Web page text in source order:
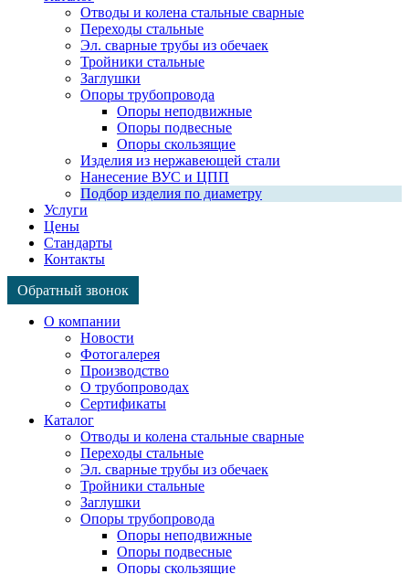
Отводы и колена стальные сварные
Переходы стальные
Эл. сварные трубы из обечаек
Тройники стальные
Заглушки
Опоры трубопровода
Опоры неподвижные
Опоры подвесные
Опоры скользящие
Изделия из нержавеющей стали
Нанесение ВУС и ЦПП
Подбор изделия по диаметру
Услуги
Цены
Стандарты
Контакты
Обратный звонок
Страница
WhatsApp
открывается
Страница
открывается
Страница
открывается
О компании
Новости
Фотогалерея
Производство
О трубопроводах
Сертификаты
Каталог
Отводы и колена стальные сварные
Переходы стальные
Эл. сварные трубы из обечаек
Тройники стальные
Заглушки
Опоры трубопровода
Опоры неподвижные
Опоры подвесные
Опоры скользящие